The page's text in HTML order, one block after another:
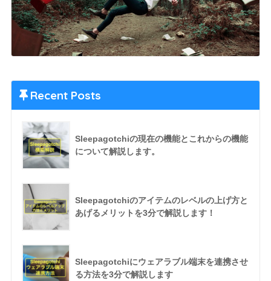
Recent Posts
Sleepagotchiの現在の機能とこれからの機能
について解説します。
Sleepagotchiのアイテムのレベルの上げ方と
あげるメリットを3分で解説します！
Sleepagotchiにウェアラブル端末を連携させ
る方法を3分で解説します